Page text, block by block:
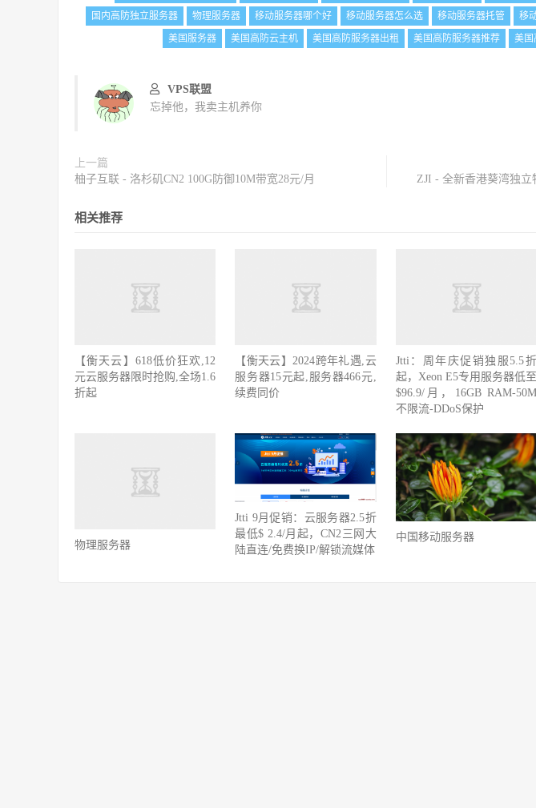
国内高防独立服务器
物理服务器 移动服务器哪个好 移动服务器怎么选 移动服务器托管 移
美国服务器
美国高防云主机 美国高防服务器出租 美国高防服务器推荐 美国
VPS联盟
忘掉他，我卖主机养你
上一篇
柚子互联 - 洛杉矶CN2 100G防御10M带宽28元/月
ZJI - 全新香港葵湾独立
相关推荐
【衡天云】618低价狂欢,12
元云服务器限时抢购,全场1.6
折起
【衡天云】2024跨年礼遇,云
服务器15元起,服务器466元,
续费同价
Jtti：周年庆促销独服5.5折
起，Xeon E5专用服务器低至
$96.9/月，16GB RAM-50M
不限流-DDoS保护
物理服务器
Jtti 9月促销：云服务器2.5折
最低$ 2.4/月起，CN2三网大
陆直连/免费换IP/解锁流媒体
中国移动服务器